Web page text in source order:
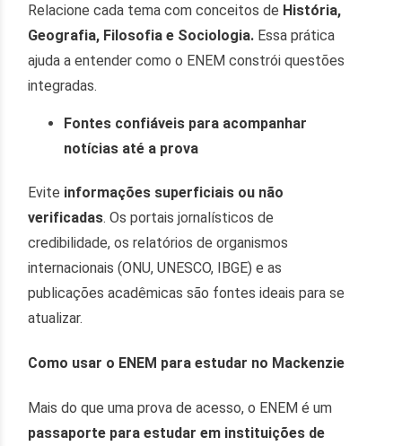
Relacione cada tema com conceitos de História,
Geografia, Filosofia e Sociologia. Essa prática
ajuda a entender como o ENEM constrói questões
integradas.
Fontes confiáveis para acompanhar
notícias até a prova
Evite informações superficiais ou não
verificadas. Os portais jornalísticos de
credibilidade, os relatórios de organismos
internacionais (ONU, UNESCO, IBGE) e as
publicações acadêmicas são fontes ideais para se
atualizar.
Como usar o ENEM para estudar no Mackenzie
Mais do que uma prova de acesso, o ENEM é um
passaporte para estudar em instituições de